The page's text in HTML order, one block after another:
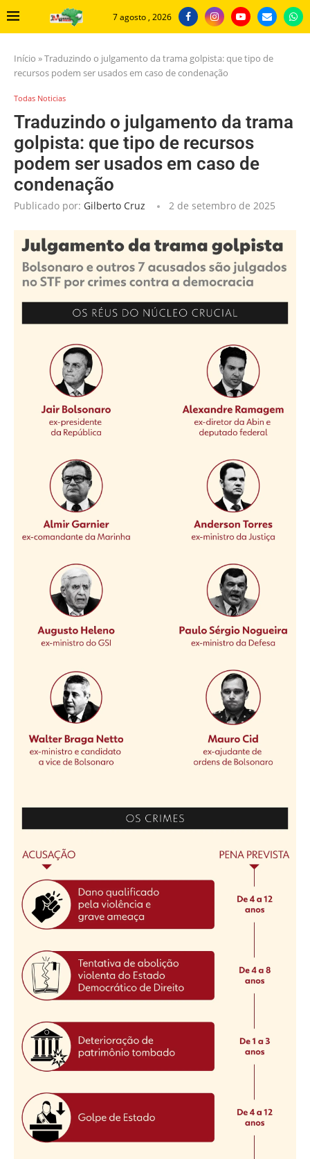
7 agosto , 2026
Início »Traduzindo o julgamento da trama golpista: que tipo de
recursos podem ser usados em caso de condenação
Todas Noticias
Traduzindo o julgamento da trama
golpista: que tipo de recursos
podem ser usados em caso de
condenação
Publicado por: Gilberto Cruz 2 de setembro de 2025